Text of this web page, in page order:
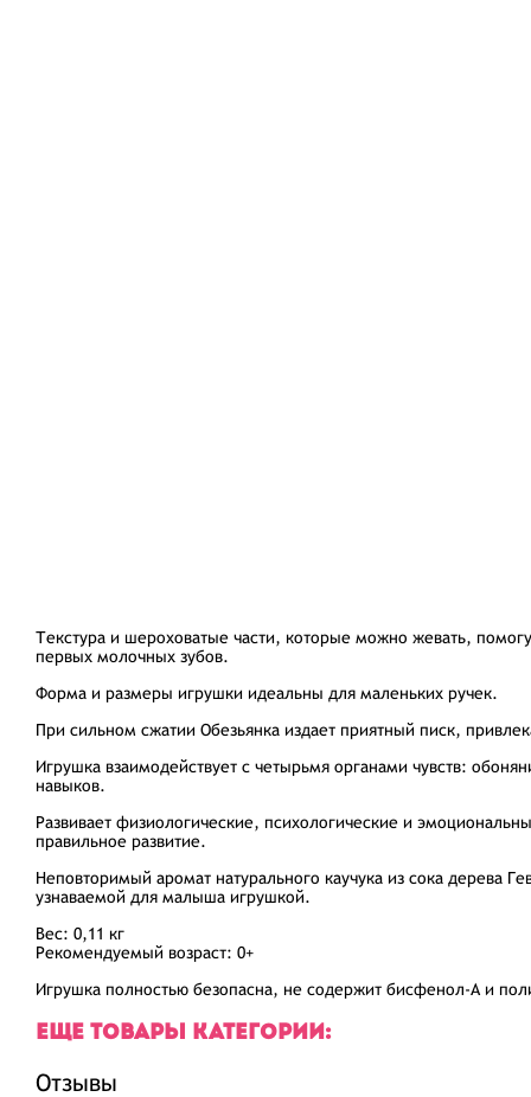
Текстура и шероховатые части, которые можно жевать,
первых молочных зубов.
Форма и размеры игрушки идеальны для маленьких ручек.
При сильном сжатии Обезьянка издает приятный писк,
Игрушка взаимодействует с четырьмя органами чувств:
навыков.
Развивает физиологические, психологические и
правильное развитие.
Неповторимый аромат натурального каучука из сока дерева
узнаваемой для малыша игрушкой.
Вес: 0,11 кг
Рекомендуемый возраст: 0+
Игрушка полностью безопасна, не содержит бисфенол-А и
ЕЩЕ ТОВАРЫ КАТЕГОРИИ:
Отзывы